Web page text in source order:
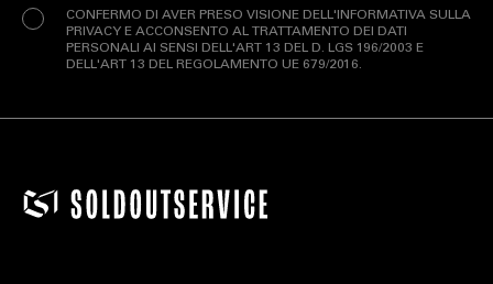
CONFERMO DI AVER PRESO VISIONE DELL'INFORMATIVA SULLA
PRIVACY E ACCONSENTO AL TRATTAMENTO DEI DATI
PERSONALI AI SENSI DELL'ART 13 DEL D. LGS 196/2003 E
DELL'ART 13 DEL REGOLAMENTO UE 679/2016.